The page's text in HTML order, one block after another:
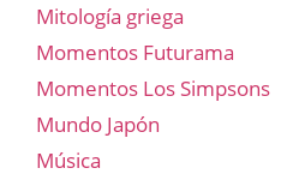
Mitología griega
Momentos Futurama
Momentos Los Simpsons
Mundo Japón
Música